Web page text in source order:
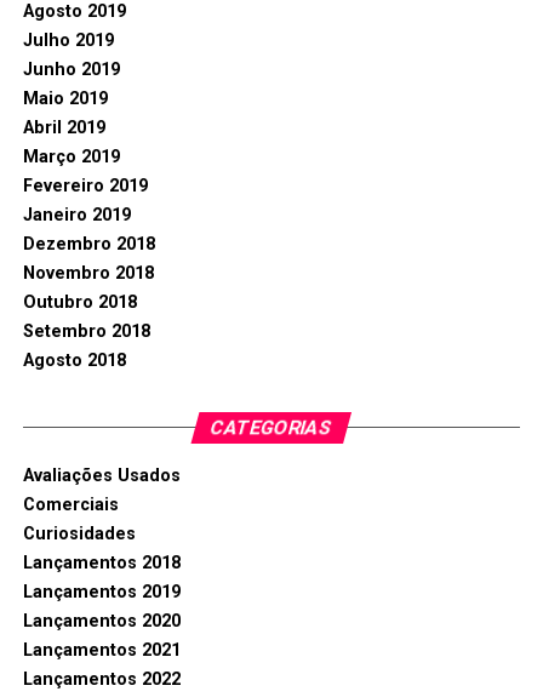
Agosto 2019
Julho 2019
Junho 2019
Maio 2019
Abril 2019
Março 2019
Fevereiro 2019
Janeiro 2019
Dezembro 2018
Novembro 2018
Outubro 2018
Setembro 2018
Agosto 2018
CATEGORIAS
Avaliações Usados
Comerciais
Curiosidades
Lançamentos 2018
Lançamentos 2019
Lançamentos 2020
Lançamentos 2021
Lançamentos 2022